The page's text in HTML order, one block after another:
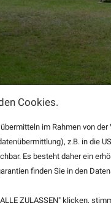
Cookies.
im Rahmen von
z.B. in die
Es besteht daher ein
finden Sie in den
ZULASSEN" klicken,